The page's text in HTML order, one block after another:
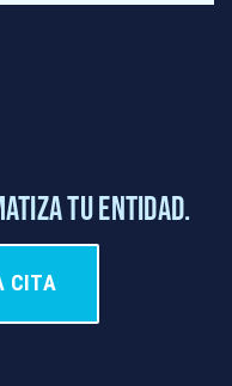
TU ENTIDAD.
CITA